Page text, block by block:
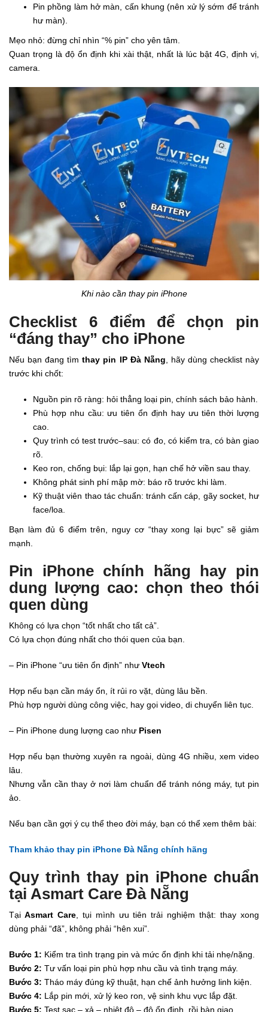
Pin phồng làm hở màn, cấn khung (nên xử lý sớm để tránh
hư màn).
Mẹo nhỏ: đừng chỉ nhìn “% pin” cho yên tâm.
Quan trọng là độ ổn định khi xài thật, nhất là lúc bật 4G, định vị,
camera.
Khi nào cần thay pin iPhone
Checklist 6 điểm để chọn pin
“đáng thay” cho iPhone
Nếu bạn đang tìmthay pin IP Đà Nẵng , hãy dùng checklist này
trước khi chốt:
Nguồn pin rõ ràng: hỏi thẳng loại pin, chính sách bảo hành.
Phù hợp nhu cầu: ưu tiên ổn định hay ưu tiên thời lượng
cao.
Quy trình có test trước–sau: có đo, có kiểm tra, có bàn giao
rõ.
Keo ron, chống bụi: lắp lại gọn, hạn chế hở viền sau thay.
Không phát sinh phí mập mờ: báo rõ trước khi làm.
Kỹ thuật viên thao tác chuẩn: tránh cấn cáp, gãy socket, hư
face/loa.
Bạn làm đủ 6 điểm trên, nguy cơ “thay xong lại bực” sẽ giảm
mạnh.
Pin iPhone chính hãng hay pin
dung lượng cao: chọn theo thói
quen dùng
Không có lựa chọn “tốt nhất cho tất cả”.
Có lựa chọn đúng nhất cho thói quen của bạn.
– Pin iPhone “ưu tiên ổn định” như Vtech
Hợp nếu bạn cần máy ổn, ít rủi ro vặt, dùng lâu bền.
Phù hợp người dùng công việc, hay gọi video, di chuyển liên tục.
– Pin iPhone dung lượng cao như Pisen
Hợp nếu bạn thường xuyên ra ngoài, dùng 4G nhiều, xem video
lâu.
Nhưng vẫn cần thay ở nơi làm chuẩn để tránh nóng máy, tụt pin
ảo.
Nếu bạn cần gợi ý cụ thể theo đời máy, bạn có thể xem thêm bài:
Tham khảo thay pin iPhone Đà Nẵng chính hãng
Quy trình thay pin iPhone chuẩn
tại Asmart Care Đà Nẵng
Tại Asmart Care, tụi mình ưu tiên trải nghiệm thật: thay xong
dùng phải “đã”, không phải “hên xui”.
Bước 1: Kiểm tra tình trạng pin và mức ổn định khi tải nhẹ/nặng.
Bước 2: Tư vấn loại pin phù hợp nhu cầu và tình trạng máy.
Bước 3: Tháo máy đúng kỹ thuật, hạn chế ảnh hưởng linh kiện.
Bước 4: Lắp pin mới, xử lý keo ron, vệ sinh khu vực lắp đặt.
Bước 5: Test sạc – xả – nhiệt độ – độ ổn định, rồi bàn giao.